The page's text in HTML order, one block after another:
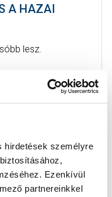
hirdetések személyre
Ezenkívül
partnereinkkel
A HAZAI
lesz.